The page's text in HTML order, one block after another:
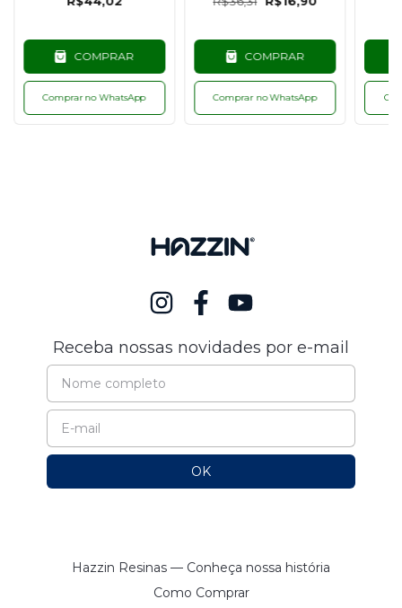
COMPRAR
Comprar no WhatsApp
COMPRAR
Comprar no WhatsApp
Receba nossas novidades por e-mail
Hazzin Resinas — Conheça nossa história
Como Comprar